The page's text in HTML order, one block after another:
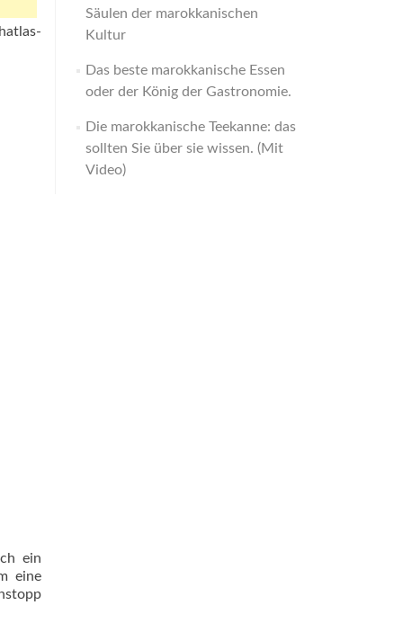
ein
eine
Säulen der marokkanischen
Kultur
Das beste marokkanische Essen
oder der König der Gastronomie.
Die marokkanische Teekanne: das
sollten Sie über sie wissen. (Mit
Video)